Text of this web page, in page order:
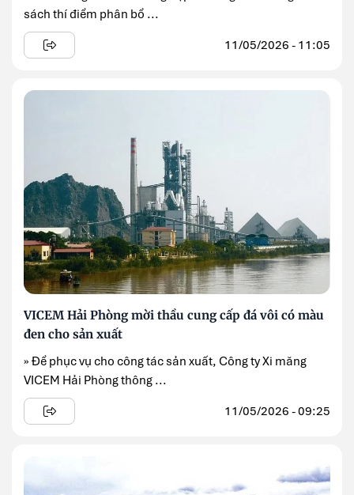
sách thí điểm phân bổ ...
11/05/2026 - 11:05
VICEM Hải Phòng mời thầu cung cấp đá vôi có màu
đen cho sản xuất
» Để phục vụ cho công tác sản xuất, Công ty Xi măng
VICEM Hải Phòng thông ...
11/05/2026 - 09:25